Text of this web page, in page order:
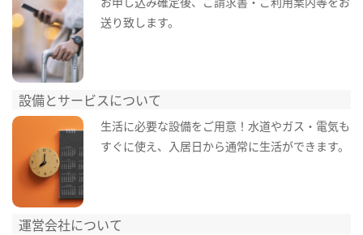
送り致します。
設備とサービスについて
生活に必要な設備をご用意！水道やガス・電気も
すぐに使え、入居日から通常に生活ができます。
運営会社について